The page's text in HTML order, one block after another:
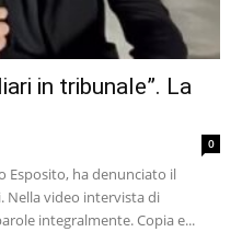
in tribunale”. La
0
Esposito, ha denunciato il
Nella video intervista di
integralmente. Copia e...